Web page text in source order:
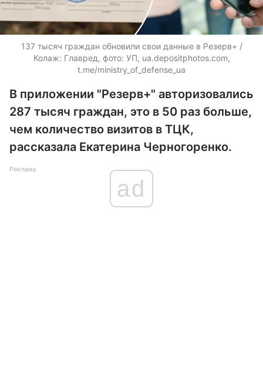
137 тысяч граждан обновили свои данные в Резерв+ /
Колаж: Главред, фото: УП, ua.depositphotos.com,
t.me/ministry_of_defense_ua
В приложении "Резерв+" авторизовались
287 тысяч граждан, это в 50 раз больше,
чем количество визитов в ТЦК,
рассказала Екатерина Черногоренко.
Реклама
ad